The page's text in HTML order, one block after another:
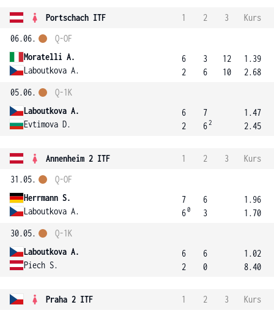
Portschach ITF 1 2 3
Kurs
06.06.
Moratelli A.
Laboutkova A.
Q-OF
6
2
3
6
12
10
1.39
2.68
05.06.
Laboutkova A.
Evtimova D.
Q-1K
6
2
7
62
1.47
2.45
Annenheim 2 ITF 1 2 3
Kurs
31.05.
Herrmann S.
Laboutkova A.
Q-OF
7
60
6
3
1.96
1.70
30.05.
Laboutkova A.
Piech S.
Q-1K
6
2
6
0
1.02
8.40
Praha 2 ITF 1 2 3
Kurs